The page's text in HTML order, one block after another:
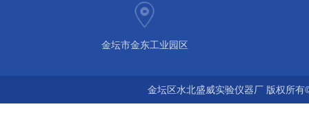
金坛市金东工业园区
金坛区水北盛威实验仪器厂 版权所